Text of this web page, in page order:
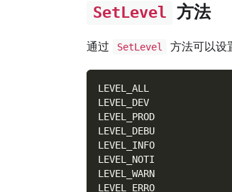
SetLevel 方法
通过 SetLevel 方法可以设
LEVEL_ALL
LEVEL_DEV
LEVEL_PROD
LEVEL_DEBU
LEVEL_INFO
LEVEL_NOTI
LEVEL_WARN
LEVEL_ERRO